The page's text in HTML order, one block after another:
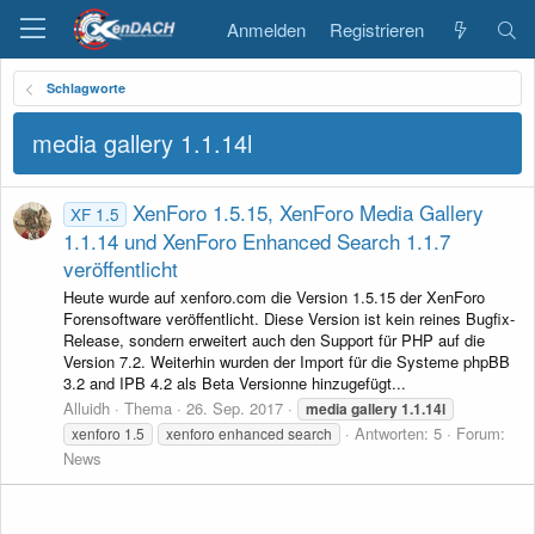
Anmelden Registrieren
Schlagworte
media gallery 1.1.14l
XF 1.5 XenForo 1.5.15, XenForo Media Gallery
1.1.14 und XenForo Enhanced Search 1.1.7
veröffentlicht
Heute wurde auf xenforo.com die Version 1.5.15 der XenForo
Forensoftware veröffentlicht. Diese Version ist kein reines Bugfix-
Release, sondern erweitert auch den Support für PHP auf die
Version 7.2. Weiterhin wurden der Import für die Systeme phpBB
3.2 and IPB 4.2 als Beta Versionne hinzugefügt...
Alluidh
Thema 26. Sep. 2017 media gallery1.1.14l
xenforo 1.5 xenforo enhanced search Antworten: 5
Forum:
News